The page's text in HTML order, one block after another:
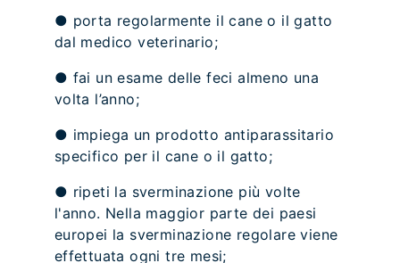
● porta regolarmente il cane o il gatto
dal medico veterinario;
● fai un esame delle feci almeno una
volta l’anno;
● impiega un prodotto antiparassitario
specifico per il cane o il gatto;
● ripeti la sverminazione più volte
l'anno. Nella maggior parte dei paesi
europei la sverminazione regolare viene
effettuata ogni tre mesi;